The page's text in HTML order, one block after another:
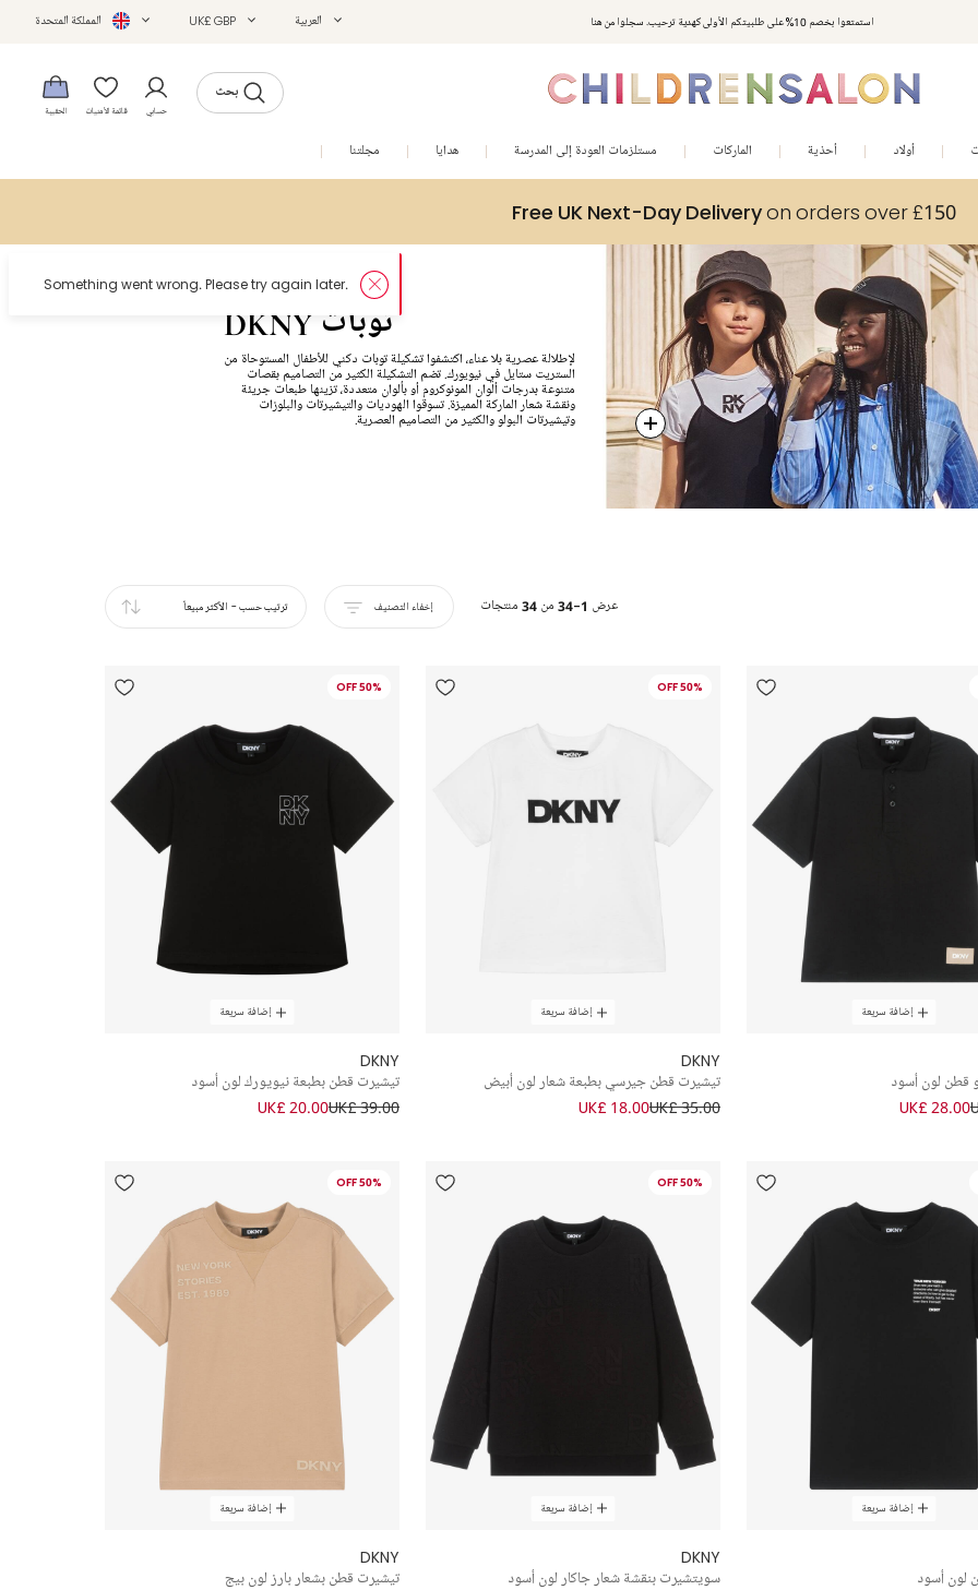
استمتعوا بخصم 10% على طلبيتكم الأولى كهدية ترحيب. سجلوا من هنا العربية UK£ GBP المملكة المتحدة
بحث
حسابي قائمة الأمنيات الحقيبة
أولاد أحذية الماركات مستلزمات العودة إلى المدرسة هدايا مجلتنا
Free UK Next-Day Deliveryon orders over £150
DKNY توبات
لإطلالة عصرية بلا عناء، اكتشفوا تشكيلة توبات دكني للأطفال المستوحاة من
الستريت ستايل في نيويورك. تضم التشكيلة الكثير من التصاميم بقصات
متنوعة بدرجات ألوان المونوكروم أو بألوان متعددة، تزينها طبعات جريئة
ونقشة شعار الماركة المميزة. تسوقوا الهوديات والتيشيرتات والبلوزات
وتيشيرتات البولو والكثير من التصاميم العصرية.
عرض 1-34 من 34 منتجات إخفاء التصنيف ترتيب حسب- الأكثر مبيعاً
إضافة سريعة
قطن لون أسود
UK£ 28.00
50% OFF
إضافة سريعة
DKNY
تيشيرت قطن جيرسي بطبعة شعار لون أبيض
UK£ 35.00
UK£ 18.00
50% OFF
إضافة سريعة
DKNY
تيشيرت قطن بطبعة نيويورك لون أسود
UK£ 39.00
UK£ 20.00
إضافة سريعة
لون أسود
50% OFF
إضافة سريعة
DKNY
سويتشيرت بنقشة شعار جاكار لون أسود
50% OFF
إضافة سريعة
DKNY
تيشيرت قطن بشعار بارز لون بيج